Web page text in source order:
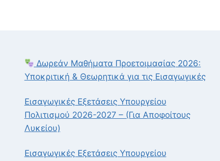
Δωρεάν Μαθήματα Προετοιμασίας 2026:
Υποκριτική & Θεωρητικά για τις Εισαγωγικές
Εισαγωγικές Εξετάσεις Υπουργείου
Πολιτισμού 2026-2027 – (Για Αποφοίτους
Λυκείου)
Εισαγωγικές Εξετάσεις Υπουργείου